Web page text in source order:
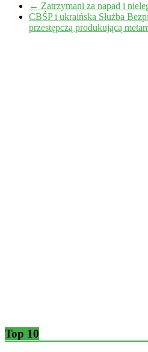
← Zatrzymani za napad i
CBŚP i ukraińska Służba
przestępczą produkującą
Top 10